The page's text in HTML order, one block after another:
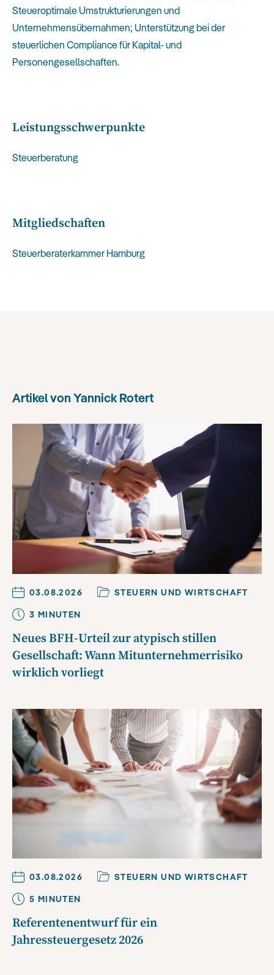
Steueroptimale Umstrukturierungen und
Unternehmensübernahmen; Unterstützung bei der
steuerlichen Compliance für Kapital- und
Personengesellschaften.
Leistungsschwerpunkte
Steuerberatung
Mitgliedschaften
Steuerberaterkammer Hamburg
Artikel von Yannick Rotert
03.08.2026
STEUERN UND WIRTSCHAFT
3 MINUTEN
Neues BFH-Urteil zur atypisch stillen
Gesellschaft: Wann Mitunternehmerrisiko
wirklich vorliegt
03.08.2026
STEUERN UND WIRTSCHAFT
5 MINUTEN
Referentenentwurf für ein
Jahressteuergesetz 2026